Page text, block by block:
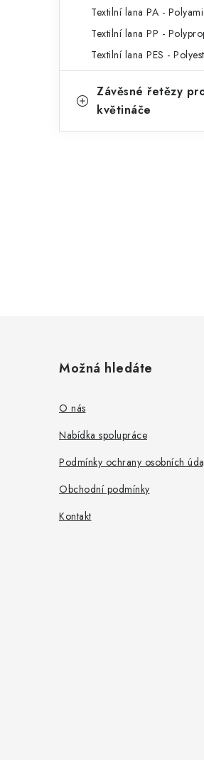
Textilní lana PA -
Textilní lana PP -
Textilní lana PES -
Závěsné řetězy
květináče
Možná hledáte
O nás
Nabídka spolupráce
Podmínky ochrany osobních
Obchodní podmínky
Kontakt